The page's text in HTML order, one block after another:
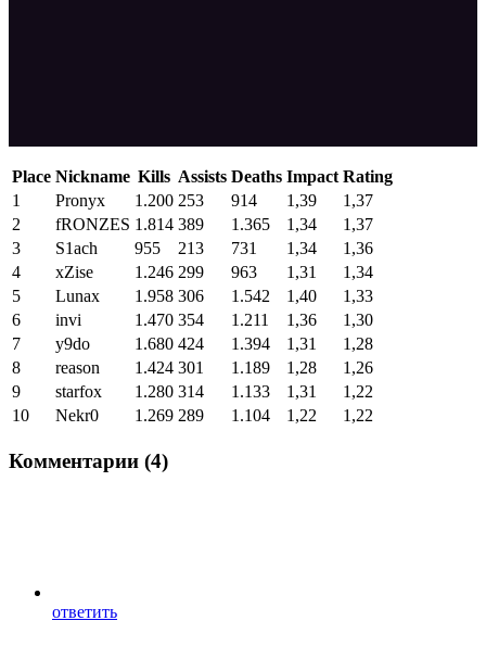
Place Nickname Kills Assists Deaths Impact Rating
1
Pronyx 1.200 253 914 1,39
1,37
2
fRONZES 1.814 389 1.365 1,34
1,37
3
S1ach 955 213 731 1,34
1,36
4
xZise 1.246 299 963 1,31
1,34
5
Lunax 1.958 306 1.542 1,40
1,33
6
invi 1.470 354 1.211 1,36
1,30
7
y9do 1.680 424 1.394 1,31
1,28
8
reason 1.424 301 1.189 1,28
1,26
9
starfox 1.280 314 1.133 1,31
1,22
10
Nekr0 1.269 289 1.104 1,22 1,22
Комментарии (4)
ответить